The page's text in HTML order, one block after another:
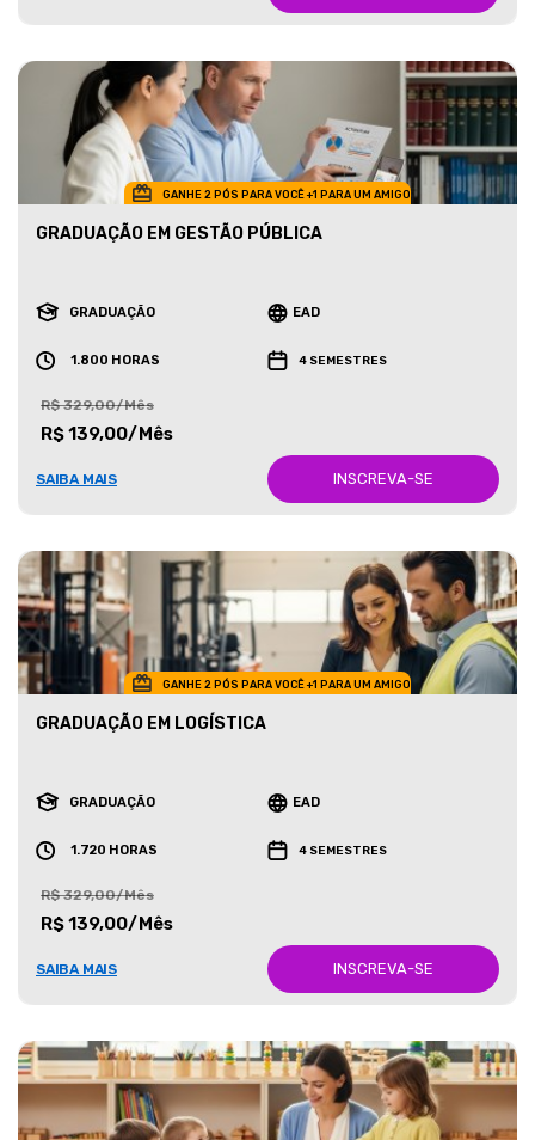
GANHE 2 PÓS PARA VOCÊ +1 PARA UM AMIGO
GRADUAÇÃO EM GESTÃO PÚBLICA
GRADUAÇÃO EAD
1.800 HORAS 4 SEMESTRES
R$ 329,00/Mês
R$ 139,00/Mês
SAIBA MAIS INSCREVA-SE
GANHE 2 PÓS PARA VOCÊ +1 PARA UM AMIGO
GRADUAÇÃO EM LOGÍSTICA
GRADUAÇÃO EAD
1.720 HORAS 4 SEMESTRES
R$ 329,00/Mês
R$ 139,00/Mês
SAIBA MAIS INSCREVA-SE